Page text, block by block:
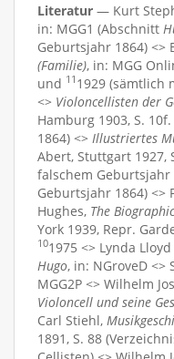
Literatur — Kurt
in: MGG1 (Abschnitt
Geburtsjahr 1864) <>
(Familie), in: MGG
und 11 1929 (sämtlich
<> Violoncellisten der
Hamburg 1903, S.
1864) <> Illustriertes
Abert, Stuttgart 1927,
falschem Geburtsjahr
Geburtsjahr 1864) <>
Hughes, The
York 1939, Repr.
101975 <> Lynda
Hugo, in: NGroveD
MGG2P <> Wilhelm
Violoncell und seine
Carl Stiehl,
1891, S. 88